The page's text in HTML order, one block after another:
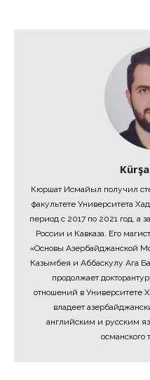
Кюршат Исмайыл получил
факультете Университета
период с 2017 по 2021 год, а
России и Кавказа. Его
«Основы Азербайджанской
Казымбея и Аббаскулу Ага
продолжает
отношений в Университете
владеет
английским и русским
османского